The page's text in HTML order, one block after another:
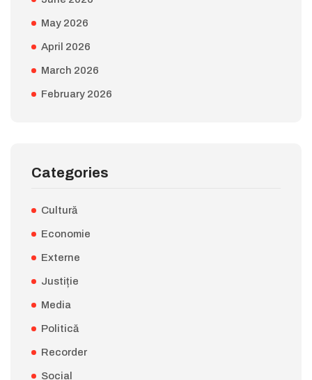
May 2026
April 2026
March 2026
February 2026
Categories
Cultură
Economie
Externe
Justiție
Media
Politică
Recorder
Social